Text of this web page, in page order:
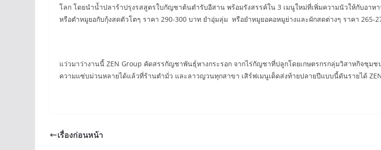
โลก โดยนำน้ำปลาร้าปรุงรสสูตรใบกัญชาต้นตำรับอีสาน พร้อมรังสรรค์ใน 3 เมนูใหม่ที่เพิ่มความนัวให้กับอาห
หรือตำหมูยอกับกุ้งสดตัวโตๆ ราคา 290-300 บาท ยำอุ่มลุ่ม หรือยำหมูยอคอหมูย่างและผักสดต่างๆ ราคา 265-
แว่วมาว่างานนี้ ZEN Group คัดสรรกัญชาพันธุ์หางกระรอก จากไร่กัญชาที่ปลูกโดยเกษตรกรกลุ่มวิสาหกิจชุม
ความแซ่บม่วนหลายได้แล้วที่ร้านตำมั่ว และลาวญวนทุกสาขา เสิร์ฟเมนูเด็ดส่งท้ายปลายปีแบบนี้ดันรายได้
เรื่องก่อนหน้า